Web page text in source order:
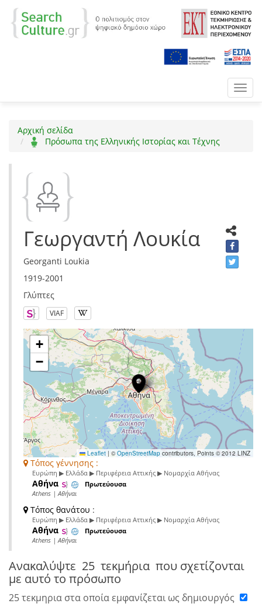
Αρχική σελίδα
Πρόσωπα της Ελληνικής Ιστορίας και Τέχνης
Γεωργαντή Λουκία
Georganti Loukia
1919-2001
Γλύπτες
VIAF
+
−
Leaflet | ©OpenStreetMap contributors, Points © 2012 LINZ
Τόπος γέννησης :
Ευρώπη ▶ Ελλάδα ▶ Περιφέρεια Αττικής ▶ Νομαρχία Αθήνας
Αθήνα Πρωτεύουσα
Athens | Αθήναι
Τόπος θανάτου :
Ευρώπη ▶ Ελλάδα ▶ Περιφέρεια Αττικής ▶ Νομαρχία Αθήνας
Αθήνα Πρωτεύουσα
Athens | Αθήναι
Ανακαλύψτε 25 τεκμήρια που σχετίζονται
με αυτό το πρόσωπο
25 τεκμηρια στα οποία εμφανίζεται ως δημιουργός